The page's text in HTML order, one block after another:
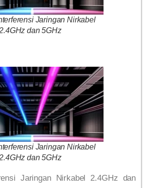
Jaringan Nirkabel
dan 5GHz
Jaringan Nirkabel
dan 5GHz
Jaringan Nirkabel 2.4GHz dan